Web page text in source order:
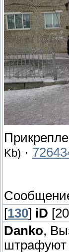
Kb) ·
[130] iD
Danko,
штрафуют